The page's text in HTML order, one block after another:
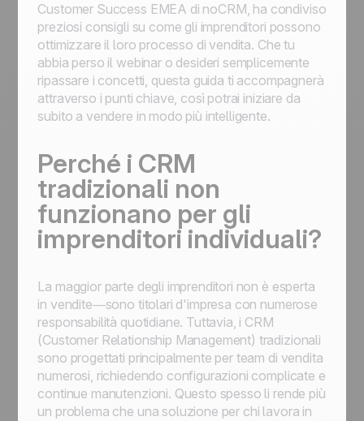
Customer Success EMEA di noCRM, ha condiviso
preziosi consigli su come gli imprenditori possono
ottimizzare il loro processo di vendita. Che tu
abbia perso il webinar o desideri semplicemente
ripassare i concetti, questa guida ti accompagnerà
attraverso i punti chiave, così potrai iniziare da
subito a vendere in modo più intelligente.
Perché i CRM
tradizionali non
funzionano per gli
imprenditori individuali?
La maggior parte degli imprenditori non è esperta
in vendite—sono titolari d'impresa con numerose
responsabilità quotidiane. Tuttavia, i CRM
(Customer Relationship Management) tradizionali
sono progettati principalmente per team di vendita
numerosi, richiedendo configurazioni complicate e
continue manutenzioni. Questo spesso li rende più
un problema che una soluzione per chi lavora in